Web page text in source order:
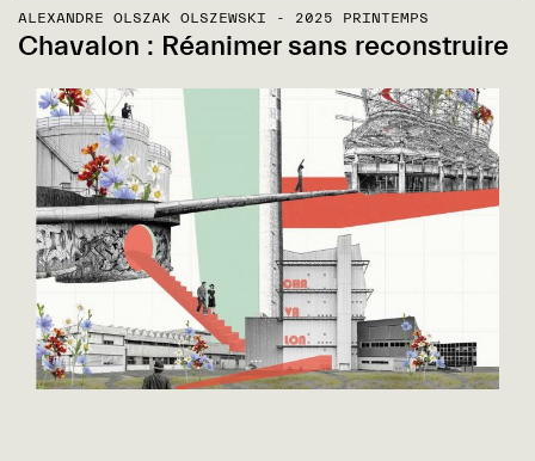
ALEXANDRE OLSZAK OLSZEWSKI - 2025 PRINTEMPS
Chavalon : Réanimer sans reconstruire